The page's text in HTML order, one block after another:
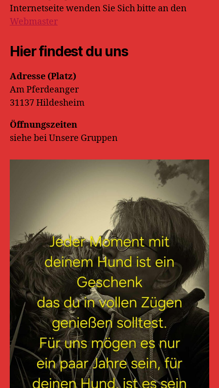
Internetseite wenden Sie Sich bitte an den
Webmaster
Hier findest du uns
Adresse (Platz)
Am Pferdeanger
31137 Hildesheim
Öffnungszeiten
siehe bei Unsere Gruppen